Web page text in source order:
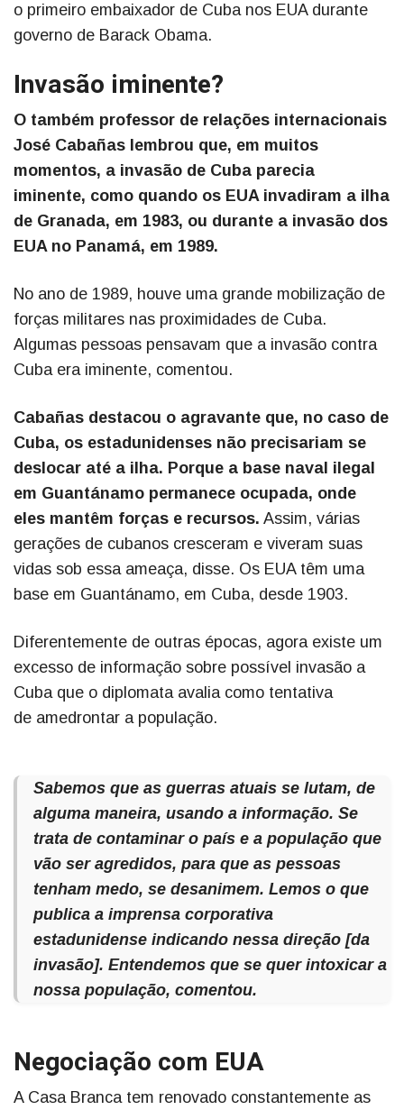
o primeiro embaixador de Cuba nos EUA durante
governo de Barack Obama.
Invasão iminente?
O também professor de relações internacionais
José Cabañas lembrou que, em muitos
momentos, a invasão de Cuba parecia
iminente, como quando os EUA invadiram a ilha
de Granada, em 1983, ou durante a invasão dos
EUA no Panamá, em 1989.
No ano de 1989, houve uma grande mobilização de
forças militares nas proximidades de Cuba.
Algumas pessoas pensavam que a invasão contra
Cuba era iminente, comentou.
Cabañas destacou o agravante que, no caso de
Cuba, os estadunidenses não precisariam se
deslocar até a ilha. Porque a base naval ilegal
em Guantánamo permanece ocupada, onde
eles mantêm forças e recursos. Assim, várias
gerações de cubanos cresceram e viveram suas
vidas sob essa ameaça, disse. Os EUA têm uma
base em Guantánamo, em Cuba, desde 1903.
Diferentemente de outras épocas, agora existe um
excesso de informação sobre possível invasão a
Cuba que o diplomata avalia como tentativa
de amedrontar a população.
Sabemos que as guerras atuais se lutam, de
alguma maneira, usando a informação. Se
trata de contaminar o país e a população que
vão ser agredidos, para que as pessoas
tenham medo, se desanimem. Lemos o que
publica a imprensa corporativa
estadunidense indicando nessa direção [da
invasão]. Entendemos que se quer intoxicar a
nossa população, comentou.
Negociação com EUA
A Casa Branca tem renovado constantemente as